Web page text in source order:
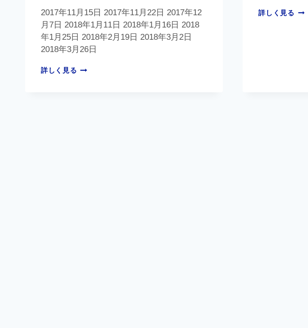
2017年11月15日 2017年11月22日 2017年12
月7日 2018年1月11日 2018年1月16日 2018
年1月25日 2018年2月19日 2018年3月2日
2018年3月26日
詳しく見る
詳しく見る